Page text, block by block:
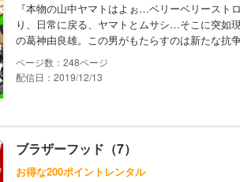
『本物の山中ヤマトはよぉ…ベリーベリースト
り、日常に戻る、ヤマトとムサシ…そこに突如
の葛神由良雄。この男がもたらすのは新たな抗
248
配信日：2019/12/13
ブラザーフッド（7）
お得な200ポイントレンタル